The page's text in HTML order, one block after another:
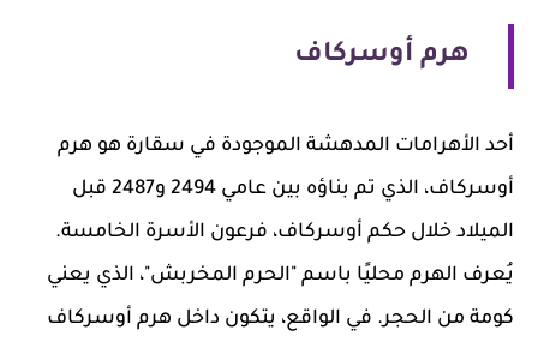
هرم أوسركاف
أحد الأهرامات المدهشة الموجودة في سقارة هو هرم
أوسركاف، الذي تم بناؤه بين عامي 2494 و2487 قبل
الميلاد خلال حكم أوسركاف، فرعون الأسرة الخامسة.
يُعرف الهرم محليًا باسم "الحرم المخربش"، الذي يعني
كومة من الحجر. في الواقع، يتكون داخل هرم أوسركاف